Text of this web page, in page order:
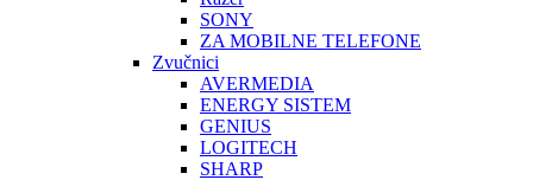
SONY
ZA MOBILNE TELEFONE
Zvučnici
AVERMEDIA
ENERGY SISTEM
GENIUS
LOGITECH
SHARP